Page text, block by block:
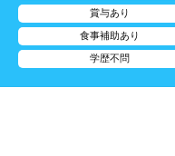
賞与あり
食事補助あり
学歴不問